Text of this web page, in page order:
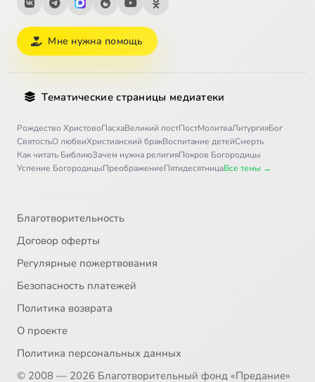
Мне нужна помощь
Тематические страницы медиатеки
Рождество ХристовоПасхаВеликий постПостМолитваЛитургияБог
СвятостьО любвиХристианский бракВоспитание детейСмерть
Как читать БиблиюЗачем нужна религияПокров Богородицы
Успение БогородицыПреображениеПятидесятницаВсе темы →
Благотворительность
Договор оферты
Регулярные пожертвования
Безопасность платежей
Политика возврата
О проекте
Политика персональных данных
© 2008 — 2026 Благотворительный фонд «Предание»